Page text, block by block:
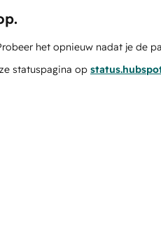
het opnieuw nadat je de
statuspagina op